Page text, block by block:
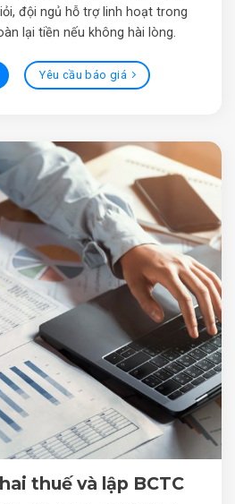
đội ngủ hỗ trợ linh hoạt trong
lại tiền nếu không hài lòng.
Yêu cầu báo giá
thuế và lập BCTC